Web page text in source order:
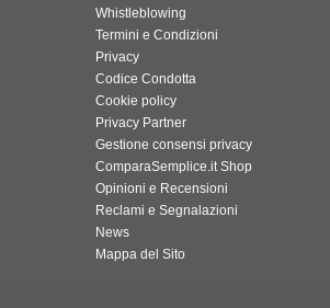
Whistleblowing
Termini e Condizioni
Privacy
Codice Condotta
Cookie policy
Privacy Partner
Gestione consensi privacy
ComparaSemplice.it Shop
Opinioni e Recensioni
Reclami e Segnalazioni
News
Mappa del Sito